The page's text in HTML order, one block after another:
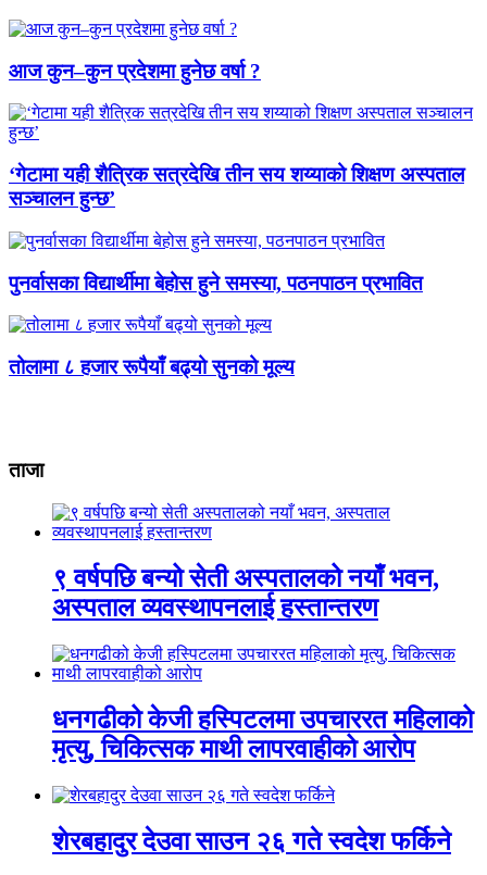
आज कुन–कुन प्रदेशमा हुनेछ वर्षा ?
‘गेटामा यही शैत्रिक सत्रदेखि तीन सय शय्याको शिक्षण अस्पताल
सञ्चालन हुन्छ’
पुनर्वासका विद्यार्थीमा बेहोस हुने समस्या, पठनपाठन प्रभावित
तोलामा ८ हजार रूपैयाँ बढ्यो सुनको मूल्य
ताजा
९ वर्षपछि बन्यो सेती अस्पतालको नयाँ भवन,
अस्पताल व्यवस्थापनलाई हस्तान्तरण
धनगढीको केजी हस्पिटलमा उपचाररत महिलाको
मृत्यु, चिकित्सक माथी लापरवाहीको आरोप
शेरबहादुर देउवा साउन २६ गते स्वदेश फर्किने